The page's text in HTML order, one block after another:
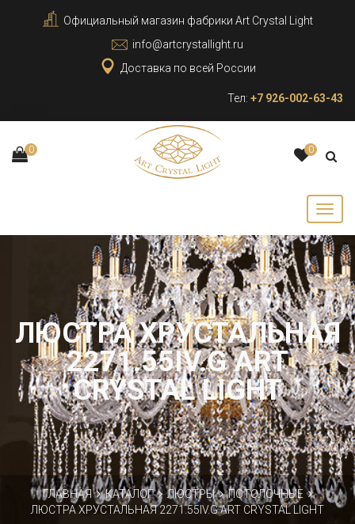
Официальный магазин фабрики Art Crystal Light
info@artcrystallight.ru
Доставка по всей России
Тел: +7 926-002-63-43
0 0
ЛЮСТРА ХРУСТАЛЬНАЯ
2271.55IV.G ART
CRYSTAL LIGHT
ГЛАВНАЯ КАТАЛОГ ЛЮСТРЫ
ПОТОЛОЧНЫЕ
ЛЮСТРА ХРУСТАЛЬНАЯ 2271.55IV.G ART CRYSTAL LIGHT